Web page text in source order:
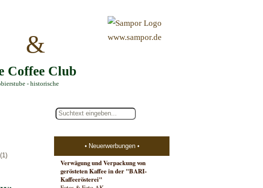
&
Coffee Club
- historische
www.sampor.de
Neuerwerbungen
Verwägung und Verpackung von
gerösteten Kaffee in der "BARI-
Kaffeerösterei"